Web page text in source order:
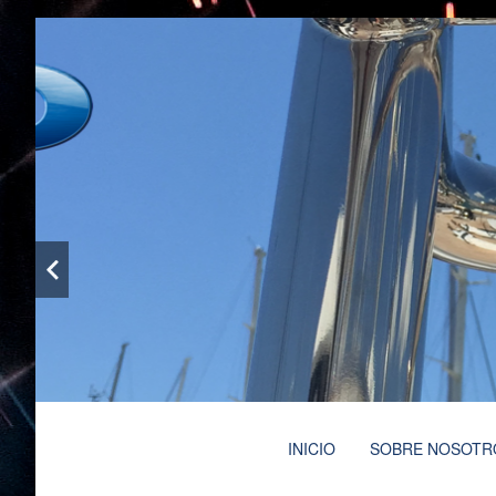
Ruben Doñaque
Taller de soldaduras y carpintería metálica con
INICIO SOBRE